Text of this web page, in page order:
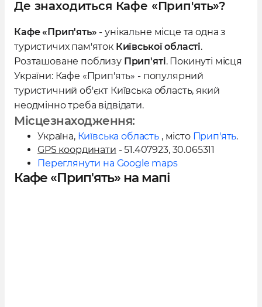
Де знаходиться Кафе «Прип'ять»?
Кафе «Прип'ять» - унікальне місце та одна з
туристичих пам'яток Київської області.
Розташоване поблизу Прип'яті. Покинуті місця
України: Кафе «Прип'ять» - популярний
туристичний об'єкт Київська область, який
неодмінно треба відвідати.
Місцезнаходження:
Україна, Київська область , місто Прип'ять.
GPS координати - 51.407923, 30.065311
Переглянути на Google maps
Кафе «Прип'ять» на мапі